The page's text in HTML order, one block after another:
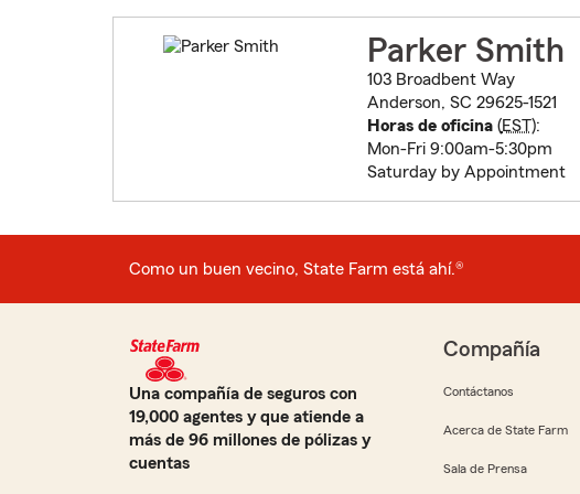
Parker Smith
103 Broadbent Way
Anderson, SC 29625-1521
Horas de oficina(EST):
Mon-Fri 9:00am-5:30pm
Saturday by Appointment
Como un buen vecino, State Farm está ahí.®
Una compañía de seguros con
19,000 agentes y que atiende a
más de 96 millones de pólizas y
cuentas
Compañía
Contáctanos
Acerca de State Farm
Sala de Prensa